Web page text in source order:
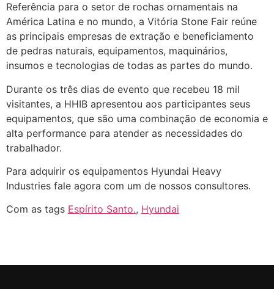
Referência para o setor de rochas ornamentais na
América Latina e no mundo, a Vitória Stone Fair reúne
as principais empresas de extração e beneficiamento
de pedras naturais, equipamentos, maquinários,
insumos e tecnologias de todas as partes do mundo.
Durante os três dias de evento que recebeu 18 mil
visitantes, a HHIB apresentou aos participantes seus
equipamentos, que são uma combinação de economia e
alta performance para atender as necessidades do
trabalhador.
Para adquirir os equipamentos Hyundai Heavy
Industries fale agora com um de nossos consultores.
Com as tags Espírito Santo., Hyundai